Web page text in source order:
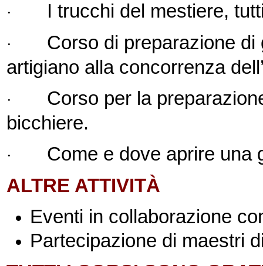
· I trucchi del mestiere,
·
Corso di preparazione di
artigiano alla concorrenza
·
Corso per la
bicchiere.
·
Come e dove aprire una
ALTRE ATTIVITÀ
Eventi in collaborazione
Partecipazione di maestri